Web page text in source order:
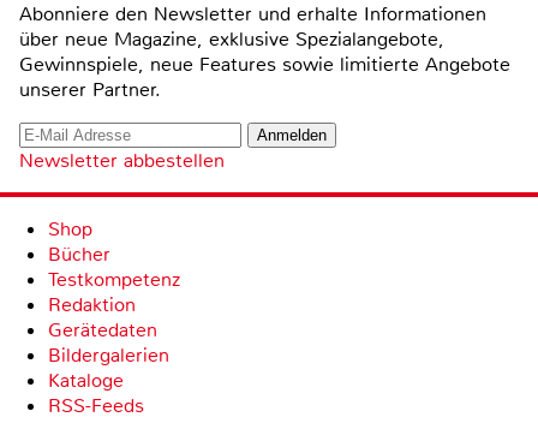
Abonniere den Newsletter und erhalte Informationen
über neue Magazine, exklusive Spezialangebote,
Gewinnspiele, neue Features sowie limitierte Angebote
unserer Partner.
Newsletter abbestellen
Shop
Bücher
Testkompetenz
Redaktion
Gerätedaten
Bildergalerien
Kataloge
RSS-Feeds